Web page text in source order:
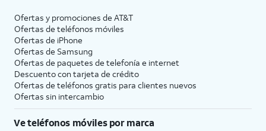
Ofertas y promociones de AT&T
Ofertas de teléfonos móviles
Ofertas de iPhone
Ofertas de Samsung
Ofertas de paquetes de telefonía e internet
Descuento con tarjeta de crédito
Ofertas de teléfonos gratis para clientes nuevos
Ofertas sin intercambio
Ve teléfonos móviles por marca